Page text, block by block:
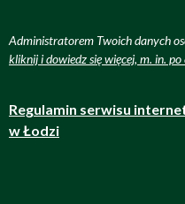
Administratorem Twoich danych
kliknij i dowiedz się więcej, m. in.
Regulamin serwisu
w Łodzi